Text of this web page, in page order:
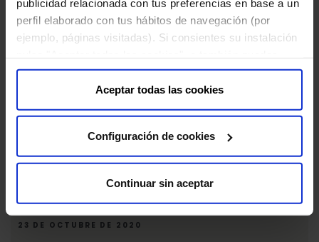
publicidad relacionada con tus preferencias en base a un
perfil elaborado con tus hábitos de navegación (por
ejemplo, páginas visitadas). Si consientes su instalación
configurar tus preferencias pulsando "Configuración de
cookies". Más información en nuestra "Política de
Cookies"
Aceptar todas las cookies
Configuración de cookies
Continuar sin aceptar
23 DE OCTUBRE DE 2020